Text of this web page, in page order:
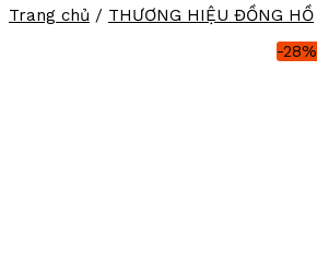
Trang chủ / THƯƠNG HIỆU ĐỒNG HỒ
-28%